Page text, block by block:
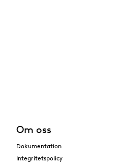
Om oss
Dokumentation
Integritetspolicy